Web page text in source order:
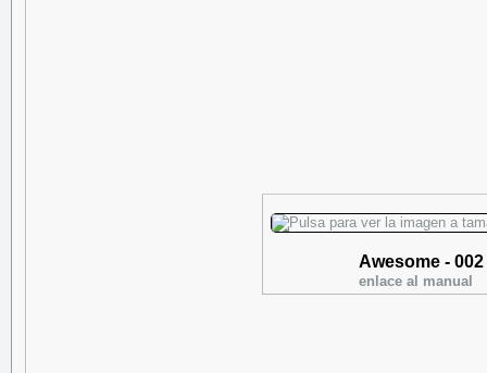
Awesome - 002
enlace al manual